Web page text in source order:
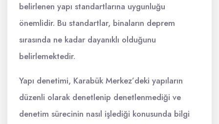
belirlenen yapı standartlarına uygunluğu
önemlidir. Bu standartlar, binaların deprem
sırasında ne kadar dayanıklı olduğunu
belirlemektedir.
Yapı denetimi, Karabük Merkez’deki yapıların
düzenli olarak denetlenip denetlenmediği ve
denetim sürecinin nasıl işlediği konusunda bilgi